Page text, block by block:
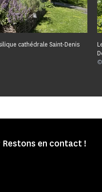
cathédrale Saint-Denis
Restons en contact !